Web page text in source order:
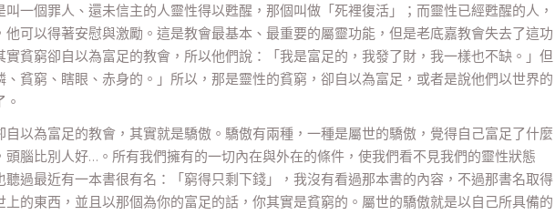
一個罪人、還未信主的人靈性得以甦醒，那個叫做「死裡復活」；而靈性已經甦醒的人，
可以得著安慰與激勵。這是教會最基本、最重要的屬靈功能，但是老底嘉教會失去了這功
貧窮卻自以為富足的教會，所以他們說：「我是富足的，我發了財，我一樣也不缺。」但
貧窮、瞎眼、赤身的。」所以，那是靈性的貧窮，卻自以為富足，或者是說他們以世界的
自以為富足的教會，其實就是驕傲。驕傲有兩種，一種是屬世的驕傲，覺得自己富足了什麼
腦比別人好…。所有我們擁有的一切內在與外在的條件，使我們看不見我們的靈性狀態
過最近有一本書很有名：「窮得只剩下錢」，我沒有看過那本書的內容，不過那書名取得
的東西，並且以那個為你的富足的話，你其實是貧窮的。屬世的驕傲就是以自己所具備的